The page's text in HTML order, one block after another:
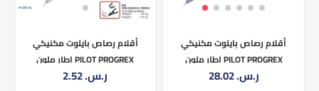
أقلام رصاص بايلوت مكنيكي
اطار ملون PILOT PROGREX
0.5MM H-125C-SL-B
2.52 ر.س.‏
أقلام رصاص بايلوت مكنيكي
اطار ملون PILOT PROGREX
0.7MM H-127-SL-B
28.02 ر.س.‏